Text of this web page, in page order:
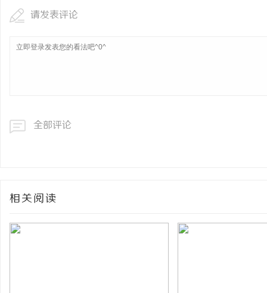
请发表评论
全部评论
相关阅读